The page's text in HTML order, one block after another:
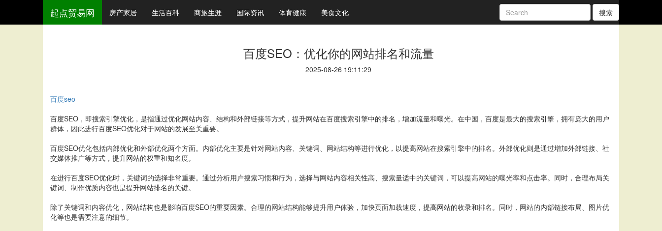
起点贸易网 房产家居 生活百科 商旅生涯 国际资讯 体育健康 美食文化 搜索
百度SEO：优化你的网站排名和流量
2025-08-26 19:11:29
百度seo
百度SEO，即搜索引擎优化，是指通过优化网站内容、结构和外部链接等方式，提升网站在百度搜索引擎中的排名，增加流量和曝光。在中国，百度是最大的搜索引擎，拥有庞大的用户
群体，因此进行百度SEO优化对于网站的发展至关重要。
百度SEO优化包括内部优化和外部优化两个方面。内部优化主要是针对网站内容、关键词、网站结构等进行优化，以提高网站在搜索引擎中的排名。外部优化则是通过增加外部链接、社
交媒体推广等方式，提升网站的权重和知名度。
在进行百度SEO优化时，关键词的选择非常重要。通过分析用户搜索习惯和行为，选择与网站内容相关性高、搜索量适中的关键词，可以提高网站的曝光率和点击率。同时，合理布局关
键词、制作优质内容也是提升网站排名的关键。
除了关键词和内容优化，网站结构也是影响百度SEO的重要因素。合理的网站结构能够提升用户体验，加快页面加载速度，提高网站的收录和排名。同时，网站的内部链接布局、图片优
化等也是需要注意的细节。